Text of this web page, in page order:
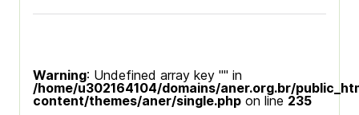
Warning: Undefined array key "" in
/home/u302164104/domains/aner.org.br/
content/themes/aner/single.php on line 235